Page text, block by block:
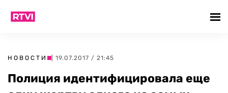
НОВОСТИ | 19.07.2017 / 21:45
Полиция идентифицировала еще